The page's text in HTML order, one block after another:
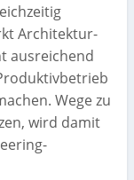
Architektur-
ausreichend
Wege zu
wird damit